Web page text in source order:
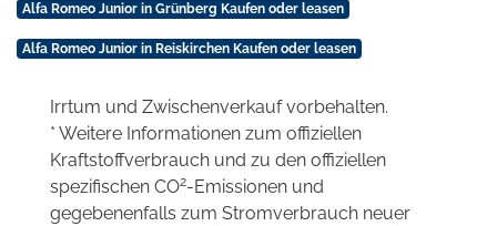
Alfa Romeo Junior in Grünberg Kaufen oder leasen
Alfa Romeo Junior in Reiskirchen Kaufen oder leasen
Irrtum und Zwischenverkauf vorbehalten.
* Weitere Informationen zum offiziellen
Kraftstoffverbrauch und zu den offiziellen
spezifischen CO2-Emissionen und
gegebenenfalls zum Stromverbrauch neuer